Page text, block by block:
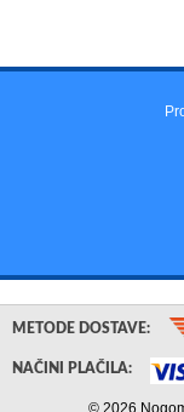
METODE DOSTAVE:
NAČINI PLAČILA:
© 2026